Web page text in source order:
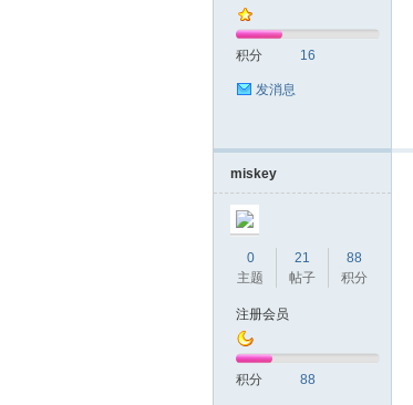
积分 16
发消息
miskey
0
主题
21
帖子
88
积分
注册会员
积分 88